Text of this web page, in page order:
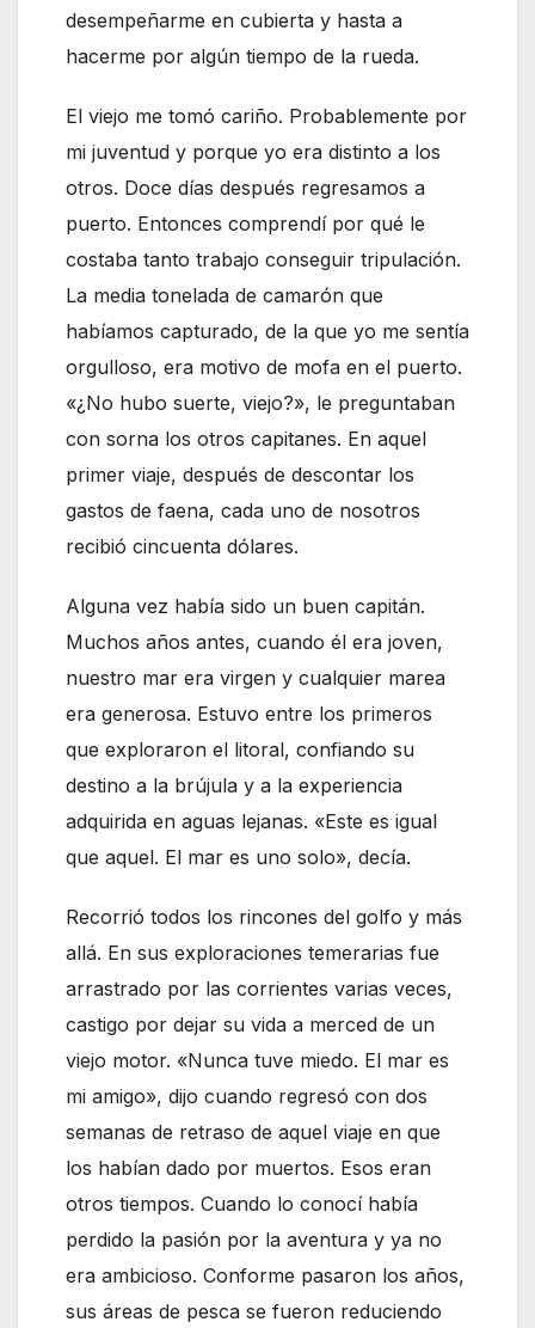
desempeñarme en cubierta y hasta a
hacerme por algún tiempo de la rueda.
El viejo me tomó cariño. Probablemente por
mi juventud y porque yo era distinto a los
otros. Doce días después regresamos a
puerto. Entonces comprendí por qué le
costaba tanto trabajo conseguir tripulación.
La media tonelada de camarón que
habíamos capturado, de la que yo me sentía
orgulloso, era motivo de mofa en el puerto.
«¿No hubo suerte, viejo?», le preguntaban
con sorna los otros capitanes. En aquel
primer viaje, después de descontar los
gastos de faena, cada uno de nosotros
recibió cincuenta dólares.
Alguna vez había sido un buen capitán.
Muchos años antes, cuando él era joven,
nuestro mar era virgen y cualquier marea
era generosa. Estuvo entre los primeros
que exploraron el litoral, confiando su
destino a la brújula y a la experiencia
adquirida en aguas lejanas. «Este es igual
que aquel. El mar es uno solo», decía.
Recorrió todos los rincones del golfo y más
allá. En sus exploraciones temerarias fue
arrastrado por las corrientes varias veces,
castigo por dejar su vida a merced de un
viejo motor. «Nunca tuve miedo. El mar es
mi amigo», dijo cuando regresó con dos
semanas de retraso de aquel viaje en que
los habían dado por muertos. Esos eran
otros tiempos. Cuando lo conocí había
perdido la pasión por la aventura y ya no
era ambicioso. Conforme pasaron los años,
sus áreas de pesca se fueron reduciendo